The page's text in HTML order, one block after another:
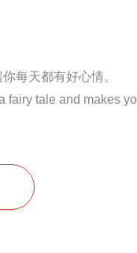
每天都有好心情。
fairy tale and makes